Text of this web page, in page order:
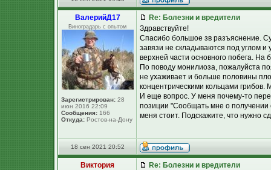
ВалерийД17
Виноградарь с опытом
Зарегистрирован: 28
июн 2016 22:09
Сообщения: 166
Откуда: Ростов-на-Дону
Re: Болезни и вредители
Здравствуйте!
Спасибо большое зв разъяснение.
завязи не складываются под углом и
верхней части основного побега.
По поводу монилиоза, пожалуйста
не ухаживает и больше половины
концентрическими кольцами
И еще вопрос. У меня почему-то
позиции "Сообщать мне о получении
меня стоит. Подскажите, что нужно
18 сен 2021 20:52
Виктория
Re: Болезни и вредители